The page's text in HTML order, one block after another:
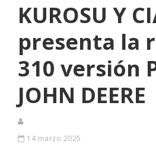
KUROSU Y
presenta la
310 versión
JOHN DEERE
14 marzo 2025